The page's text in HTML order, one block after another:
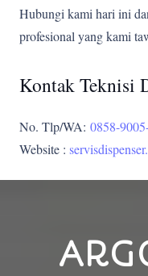
Hubungi kami hari ini
profesional yang kami
Kontak Teknisi
No. Tlp/WA: 0858-
Website :